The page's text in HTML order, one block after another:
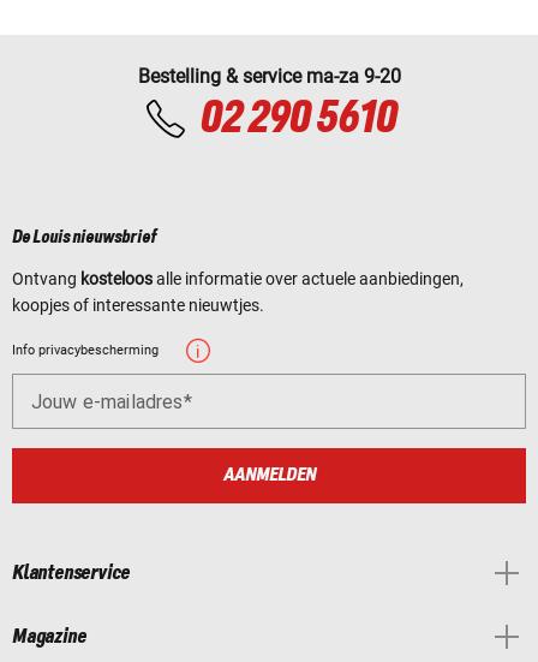
Bestelling & service ma-za 9-20
02 290 5610
De Louis nieuwsbrief
Ontvang kosteloosalle informatie over actuele aanbiedingen,
koopjes of interessante nieuwtjes.
Info privacybescherming
Jouw e-mailadres
AANMELDEN
Klantenservice
Magazine